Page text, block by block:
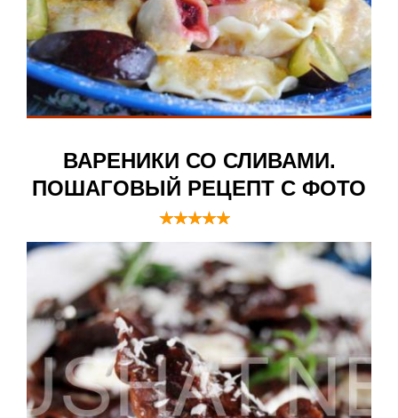
ВАРЕНИКИ СО СЛИВАМИ.
ПОШАГОВЫЙ РЕЦЕПТ С ФОТО